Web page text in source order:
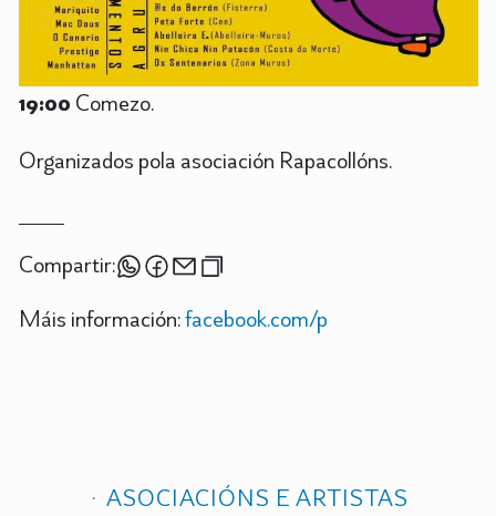
19:00 Comezo.
Organizados pola asociación Rapacollóns.
Compartir:
Máis información:facebook.com/p
ASOCIACIÓNS E ARTISTAS